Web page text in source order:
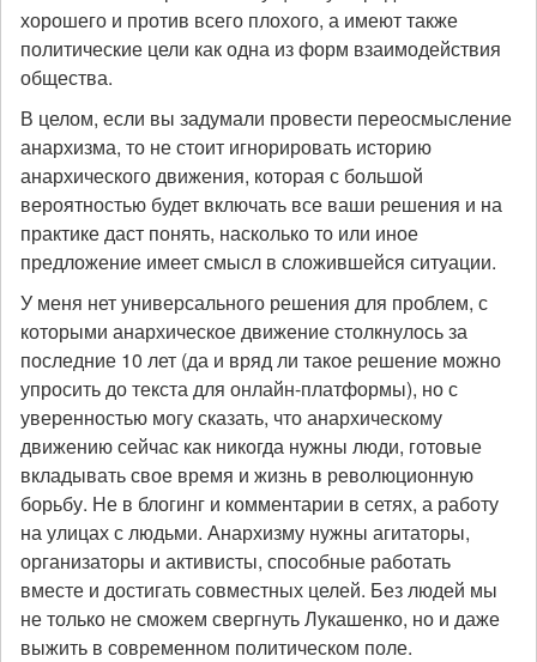
хорошего и против всего плохого, а имеют также
политические цели как одна из форм взаимодействия
общества.
В целом, если вы задумали провести переосмысление
анархизма, то не стоит игнорировать историю
анархического движения, которая с большой
вероятностью будет включать все ваши решения и на
практике даст понять, насколько то или иное
предложение имеет смысл в сложившейся ситуации.
У меня нет универсального решения для проблем, с
которыми анархическое движение столкнулось за
последние 10 лет (да и вряд ли такое решение можно
упросить до текста для онлайн-платформы), но с
уверенностью могу сказать, что анархическому
движению сейчас как никогда нужны люди, готовые
вкладывать свое время и жизнь в революционную
борьбу. Не в блогинг и комментарии в сетях, а работу
на улицах с людьми. Анархизму нужны агитаторы,
организаторы и активисты, способные работать
вместе и достигать совместных целей. Без людей мы
не только не сможем свергнуть Лукашенко, но и даже
выжить в современном политическом поле.